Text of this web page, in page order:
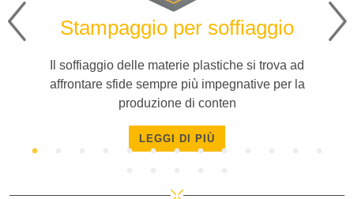
Stampaggio per soffiaggio
Il soffiaggio delle materie plastiche si trova ad
affrontare sfide sempre più impegnative per la
produzione di conten
LEGGI DI PIÙ